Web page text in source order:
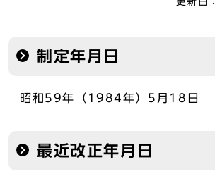
制定年月日
昭和59年（1984年）5月18日
最近改正年月日